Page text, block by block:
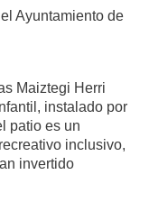
Ayuntamiento de
Maiztegi Herri
instalado por
patio es un
inclusivo,
invertido